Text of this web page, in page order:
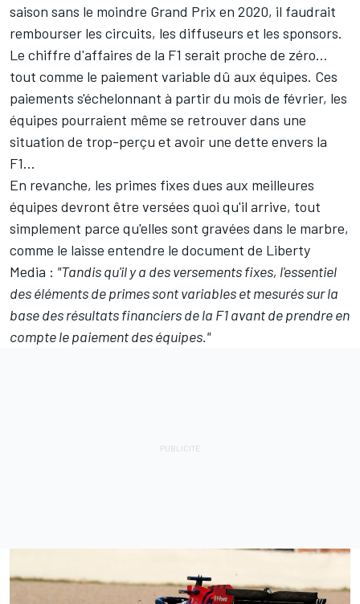
saison sans le moindre Grand Prix en 2020, il faudrait
rembourser les circuits, les diffuseurs et les sponsors.
Le chiffre d'affaires de la F1 serait proche de zéro…
tout comme le paiement variable dû aux équipes. Ces
paiements s'échelonnant à partir du mois de février, les
équipes pourraient même se retrouver dans une
situation de trop-perçu et avoir une dette envers la
F1…
En revanche, les primes fixes dues aux meilleures
équipes devront être versées quoi qu'il arrive, tout
simplement parce qu'elles sont gravées dans le marbre,
comme le laisse entendre le document de Liberty
Media : "Tandis qu'il y a des versements fixes, l'essentiel
des éléments de primes sont variables et mesurés sur la
base des résultats financiers de la F1 avant de prendre en
compte le paiement des équipes."